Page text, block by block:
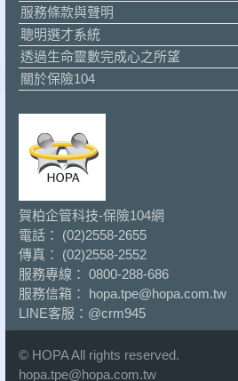
服務條款與聲明
聰明選才系統
透過生命靈數完成心之所望
關於保險104
賀柏企管科技-保險104網
電話： (02)2558-2655
傳真： (02)2558-2552
服務專線： 0800-288-686
服務信箱： hopa.tpe@hopa.com.tw
LINE客服： @crm945
© HOPA All rights reserved.
hopa.tpe@hopa.com.tw